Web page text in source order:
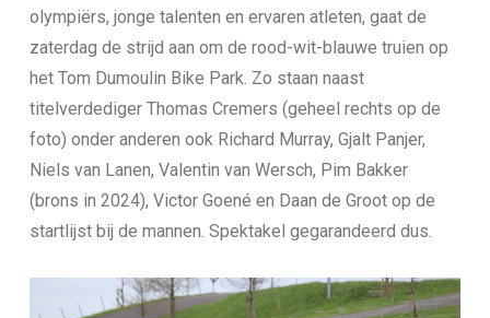
olympiërs, jonge talenten en ervaren atleten, gaat de
zaterdag de strijd aan om de rood-wit-blauwe truien op
het Tom Dumoulin Bike Park. Zo staan naast
titelverdediger Thomas Cremers (geheel rechts op de
foto) onder anderen ook Richard Murray, Gjalt Panjer,
Niels van Lanen, Valentin van Wersch, Pim Bakker
(brons in 2024), Victor Goené en Daan de Groot op de
startlijst bij de mannen. Spektakel gegarandeerd dus.